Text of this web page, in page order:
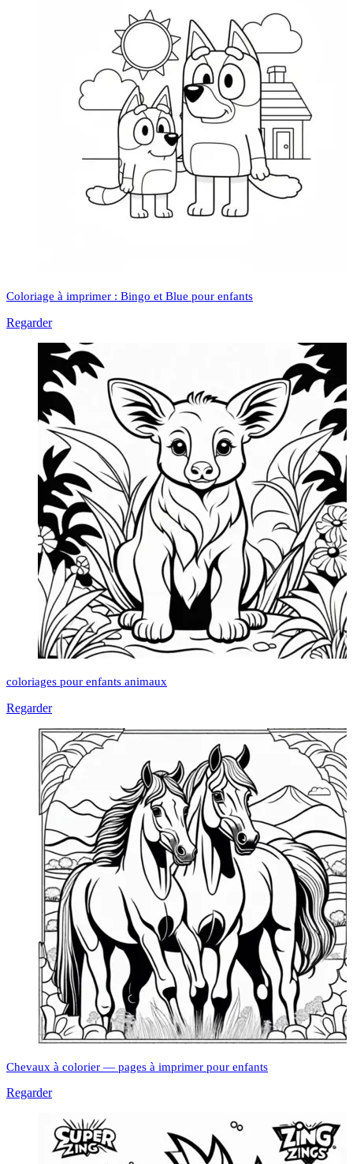
Coloriage à imprimer : Bingo et Blue pour enfants
Regarder
coloriages pour enfants animaux
Regarder
Chevaux à colorier — pages à imprimer pour enfants
Regarder